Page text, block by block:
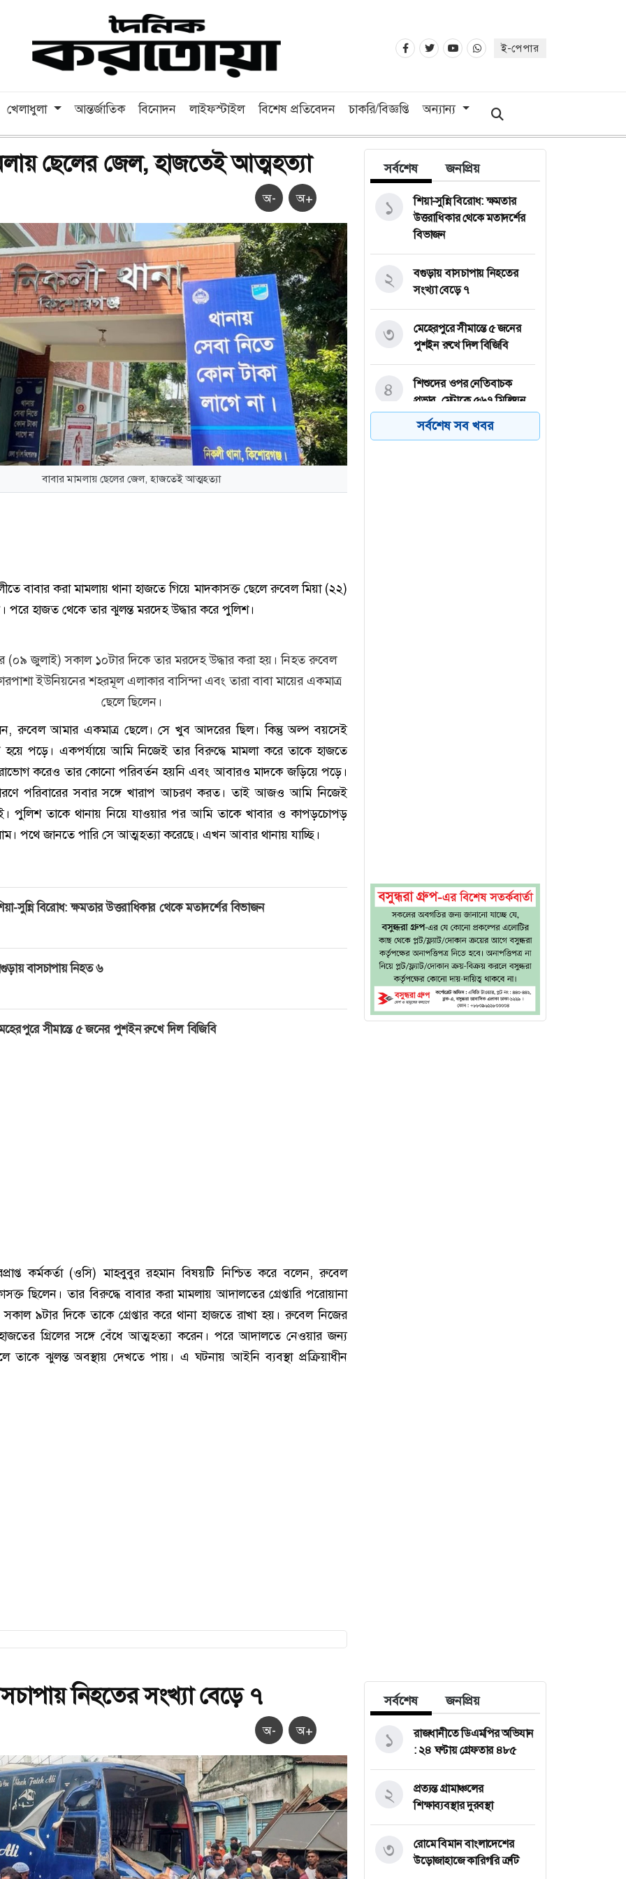
ই-পেপার
খেলাধুলা আন্তর্জাতিক বিনোদন লাইফস্টাইল বিশেষ প্রতিবেদন চাকরি/বিজ্ঞপ্তি অন্যান্য
ছেলের জেল, হাজতেই আত্মহত্যা
অ- অ+
বাবার মামলায় ছেলের জেল, হাজতেই আত্মহত্যা
বাবার করা মামলায় থানা হাজতে গিয়ে মাদকাসক্ত ছেলে রুবেল মিয়া (২২)
পরে হাজত থেকে তার ঝুলন্ত মরদেহ উদ্ধার করে পুলিশ।
জুলাই) সকাল ১০টার দিকে তার মরদেহ উদ্ধার করা হয়। নিহত রুবেল
ইউনিয়নের শহরমূল এলাকার বাসিন্দা এবং তারা বাবা মায়ের একমাত্র
ছেলে ছিলেন।
রুবেল আমার একমাত্র ছেলে। সে খুব আদরের ছিল। কিন্তু অল্প বয়সেই
হয়ে পড়ে। একপর্যায়ে আমি নিজেই তার বিরুদ্ধে মামলা করে তাকে হাজতে
করেও তার কোনো পরিবর্তন হয়নি এবং আবারও মাদকে জড়িয়ে পড়ে।
পরিবারের সবার সঙ্গে খারাপ আচরণ করত। তাই আজও আমি নিজেই
পুলিশ তাকে থানায় নিয়ে যাওয়ার পর আমি তাকে খাবার ও কাপড়চোপড়
পথে জানতে পারি সে আত্মহত্যা করেছে। এখন আবার থানায় যাচ্ছি।
সুন্নি বিরোধ: ক্ষমতার উত্তরাধিকার থেকে মতাদর্শের বিভাজন
বাসচাপায় নিহত ৬
সীমান্তে ৫ জনের পুশইন রুখে দিল বিজিবি
কর্মকর্তা (ওসি) মাহবুবুর রহমান বিষয়টি নিশ্চিত করে বলেন, রুবেল
ছিলেন। তার বিরুদ্ধে বাবার করা মামলায় আদালতের গ্রেপ্তারি পরোয়ানা
৯টার দিকে তাকে গ্রেপ্তার করে থানা হাজতে রাখা হয়। রুবেল নিজের
গ্রিলের সঙ্গে বেঁধে আত্মহত্যা করেন। পরে আদালতে নেওয়ার জন্য
তাকে ঝুলন্ত অবস্থায় দেখতে পায়। এ ঘটনায় আইনি ব্যবস্থা প্রক্রিয়াধীন
সর্বশেষ জনপ্রিয়
শিয়া-সুন্নি বিরোধ: ক্ষমতার
উত্তরাধিকার থেকে মতাদর্শের
বিভাজন
১
বগুড়ায় বাসচাপায় নিহতের
সংখ্যা বেড়ে ৭
২
মেহেরপুরে সীমান্তে ৫ জনের
পুশইন রুখে দিল বিজিবি
৩
শিশুদের ওপর নেতিবাচক
প্রভাব, মেটাকে ৫৬৭ মিলিয়ন
ডলার জরিমানা
৪
সর্বশেষ সব খবর
নিহতের সংখ্যা বেড়ে ৭
অ- অ+
সর্বশেষ জনপ্রিয়
রাজধানীতে ডিএমপির অভিযান
: ২৪ ঘণ্টায় গ্রেফতার ৪৮৫
১
প্রত্যন্ত গ্রামাঞ্চলের
শিক্ষাব্যবস্থার দুরবস্থা
২
রোমে বিমান বাংলাদেশের
উড়োজাহাজে কারিগরি ত্রুটি
৩